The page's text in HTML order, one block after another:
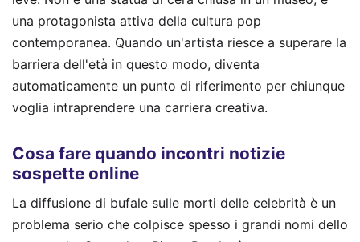
una protagonista attiva della cultura pop
contemporanea. Quando un'artista riesce a superare la
barriera dell'età in questo modo, diventa
automaticamente un punto di riferimento per chiunque
voglia intraprendere una carriera creativa.
Cosa fare quando incontri notizie
sospette online
La diffusione di bufale sulle morti delle celebrità è un
problema serio che colpisce spesso i grandi nomi dello